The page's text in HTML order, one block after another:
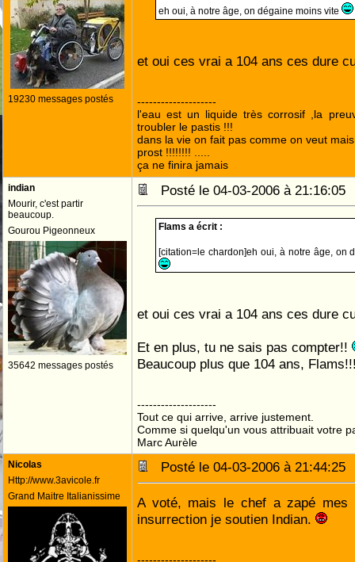
19230 messages postés
eh oui, à notre âge, on dégaine moins vite
et oui ces vrai a 104 ans ces dure
--------------------
l'eau est un liquide très corrosif ,la
troubler le pastis !!!
dans la vie on fait pas comme on veut
prost !!!!!!!! .....
ça ne finira jamais
indian
Mourir, c'est partir
beaucoup.
Gourou Pigeonneux
35642 messages postés
Posté le 04-03-2006 à
Flams a écrit :
[citation=le chardon]eh oui, à notre âge, on
et oui ces vrai a 104 ans ces dure
Et en plus, tu ne sais pas compter!!
Beaucoup plus que 104 ans,
--------------------
Tout ce qui arrive, arrive justement.
Comme si quelqu'un vous attribuait votre
Marc Aurèle
Nicolas
Http://www.3avicole.fr
Grand Maitre Italianissime
Posté le 04-03-2006 à
A voté, mais le chef a zapé mes
insurrection je soutien Indian.